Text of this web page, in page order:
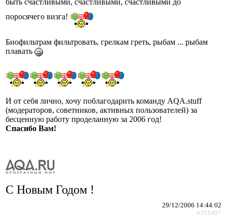
поросячего визга!
Биофильтрам фильтровать, грелкам греть, рыбам ... рыбам
плавать
И от себя лично, хочу поблагодарить команду AQA.stuff
(модераторов, советников, активных пользователей) за
бесценную работу проделанную за 2006 год!
Спасибо Вам!
С Новым Годом !
29/12/2006 14:44:02
#391497